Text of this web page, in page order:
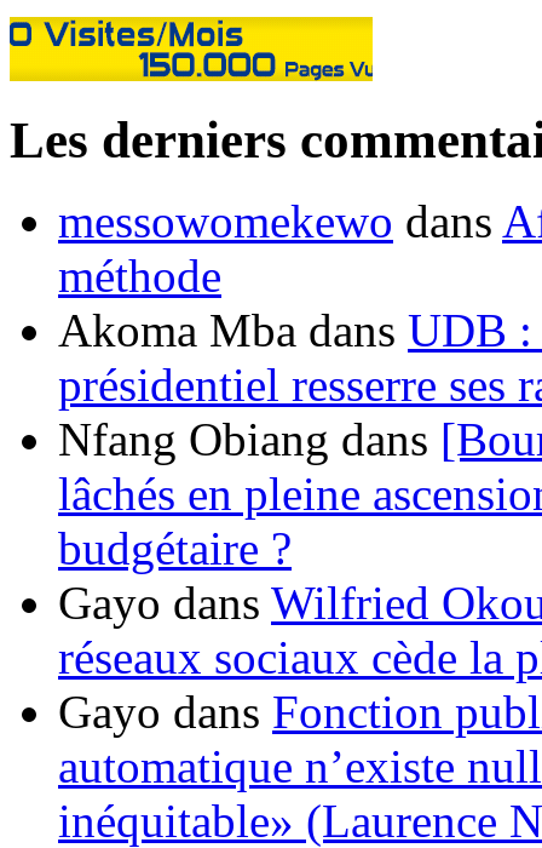
Les derniers
messowomekewo dans
méthode
Akoma Mba dans UDB :
présidentiel resserre ses
Nfang Obiang dans
lâchés en pleine
budgétaire ?
Gayo dans Wilfried
réseaux sociaux cède la
Gayo dans Fonction
automatique n’existe
inéquitable» (Laurence